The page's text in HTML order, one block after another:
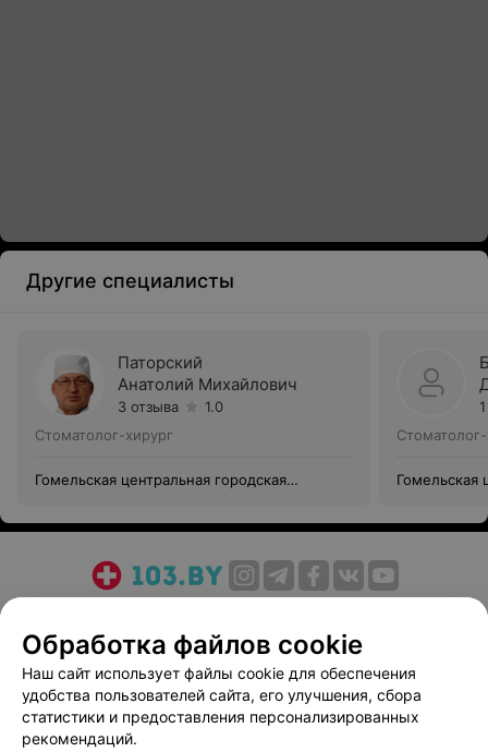
Другие специалисты
Паторский
Анатолий Михайлович
3 отзыва
1.0
Стоматолог-хирург
Гомельская центральная городская
Гомельская
Медицинский маркетинг
Публичный договор
Пользовательское соглашение
Способы оплаты
Вакансии
Партнеры
Написать руководителю 103.by
Обработка файлов cookie
Наш сайт использует файлы cookie для обеспечения
удобства пользователей сайта, его улучшения, сбора
статистики и предоставления персонализированных
рекомендаций.